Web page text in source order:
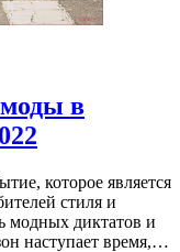
в
которое является
стиля и
модных диктатов и
наступает время,…